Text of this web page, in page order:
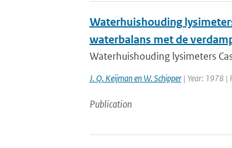
Waterhuishouding
waterbalans met de
Waterhuishouding lysimeters
J. Q. Keijman en W. Schipper| Year: 1978 |
Publication